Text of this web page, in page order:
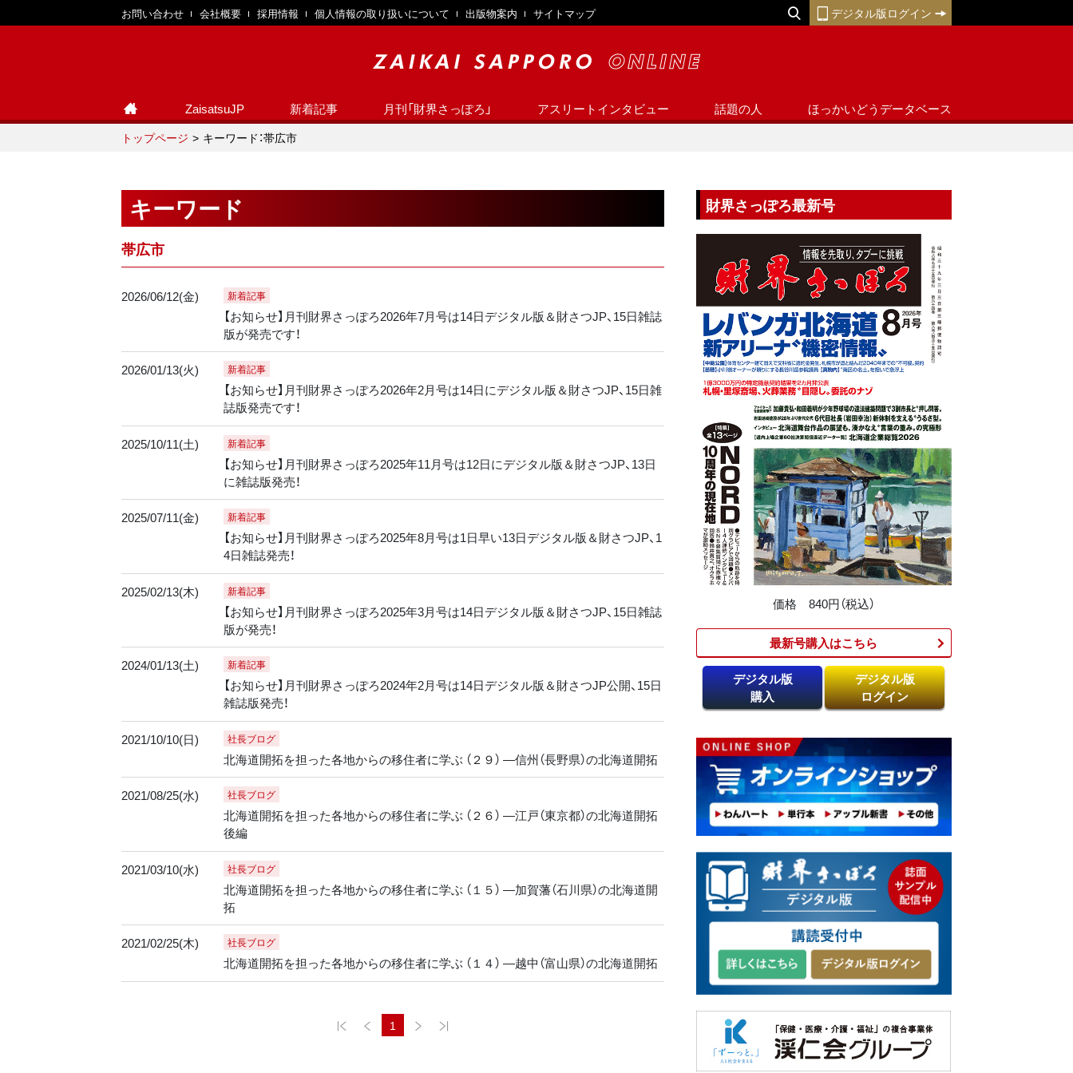
お問い合わせ 会社概要 採用情報 個人情報の取り扱いについて 出版物案内 サイトマップ デジタル版ログイン
ZaisatsuJP 新着記事 月刊「財界さっぽろ」 アスリートインタビュー 話題の人 ほっかいどうデータベース
トップページ キーワード：帯広市
キーワード
帯広市
2026/06/12(金) 新着記事
【お知らせ】月刊財界さっぽろ2026年7月号は14日デジタル版＆財さつJP、15日雑誌
版が発売です！
2026/01/13(火) 新着記事
【お知らせ】月刊財界さっぽろ2026年2月号は14日にデジタル版＆財さつJP、15日雑
誌版発売です！
2025/10/11(土) 新着記事
【お知らせ】月刊財界さっぽろ2025年11月号は12日にデジタル版＆財さつJP、13日
に雑誌版発売！
2025/07/11(金) 新着記事
【お知らせ】月刊財界さっぽろ2025年8月号は1日早い13日デジタル版＆財さつJP、1
4日雑誌発売！
2025/02/13(木) 新着記事
【お知らせ】月刊財界さっぽろ2025年3月号は14日デジタル版＆財さつJP、15日雑誌
版が発売！
2024/01/13(土) 新着記事
【お知らせ】月刊財界さっぽろ2024年2月号は14日デジタル版＆財さつJP公開、15日
雑誌版発売！
2021/10/10(日) 社長ブログ
北海道開拓を担った各地からの移住者に学ぶ （２９） ―信州（長野県）の北海道開拓
2021/08/25(水) 社長ブログ
北海道開拓を担った各地からの移住者に学ぶ （２６） ―江戸（東京都）の北海道開拓
後編
2021/03/10(水) 社長ブログ
北海道開拓を担った各地からの移住者に学ぶ （１５） ―加賀藩（石川県）の北海道開
拓
2021/02/25(木) 社長ブログ
北海道開拓を担った各地からの移住者に学ぶ （１４） ―越中（富山県）の北海道開拓
1
財界さっぽろ最新号
価格 840円（税込）
最新号購入はこちら​
デジタル版
購入
デジタル版
ログイン